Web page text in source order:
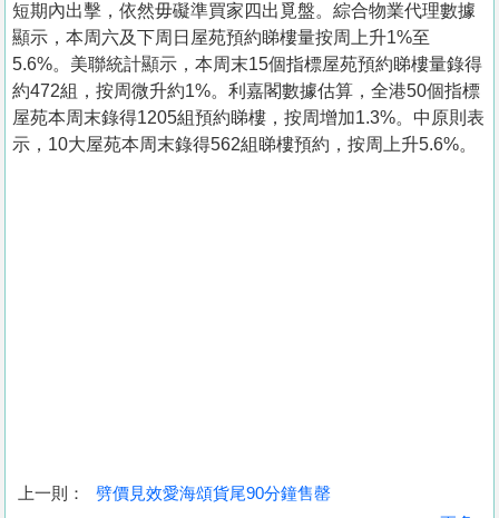
短期內出擊，依然毋礙準買家四出覓盤。綜合物業代理數據
顯示，本周六及下周日屋苑預約睇樓量按周上升1%至
5.6%。美聯統計顯示，本周末15個指標屋苑預約睇樓量錄得
約472組，按周微升約1%。利嘉閣數據估算，全港50個指標
屋苑本周末錄得1205組預約睇樓，按周增加1.3%。中原則表
示，10大屋苑本周末錄得562組睇樓預約，按周上升5.6%。
上一則：
劈價見效愛海頌貨尾90分鐘售罄